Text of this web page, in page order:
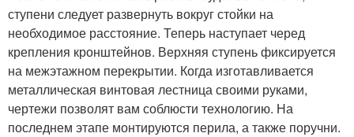
ступени следует развернуть вокруг стойки на
необходимое расстояние. Теперь наступает черед
крепления кронштейнов. Верхняя ступень фиксируется
на межэтажном перекрытии. Когда изготавливается
металлическая винтовая лестница своими руками,
чертежи позволят вам соблюсти технологию. На
последнем этапе монтируются перила, а также поручни.